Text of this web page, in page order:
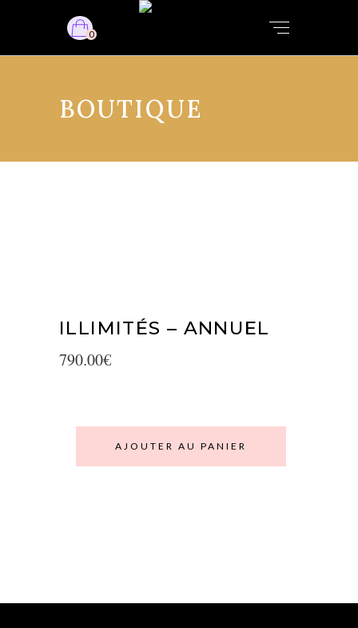
0
BOUTIQUE
ILLIMITÉS – ANNUEL
790.00€
AJOUTER AU PANIER